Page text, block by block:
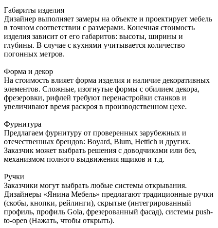
Габариты изделия
Дизайнер выполняет замеры на объекте и проектирует мебель
в точном соответствии с размерами. Конечная стоимость
изделия зависит от его габаритов: высоты, ширины и
глубины. В случае с кухнями учитывается количество
погонных метров.
Форма и декор
На стоимость влияет форма изделия и наличие декоративных
элементов. Сложные, изогнутые формы с обилием декора,
фрезеровки, рифлей требуют перенастройки станков и
увеличивают время раскроя в производственном цехе.
Фурнитура
Предлагаем фурнитуру от проверенных зарубежных и
отечественных брендов: Boyard, Blum, Hettich и других.
Заказчик может выбрать решения с доводчиками или без,
механизмом полного выдвижения ящиков и т.д.
Ручки
Заказчики могут выбрать любые системы открывания.
Дизайнеры «Янина Мебель» предлагают традиционные ручки
(скобы, кнопки, рейлинги), скрытые (интегрированный
профиль, профиль Gola, фрезерованный фасад), системы push-
to-open (Нажать, чтобы открыть).